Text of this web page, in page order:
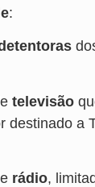
:
televisão
destinado a
rádio,